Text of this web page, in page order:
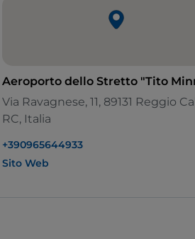
Aeroporto dello Stretto "Tito
Via Ravagnese, 11, 89131 Reggio
RC, Italia
+390965644933
Sito Web